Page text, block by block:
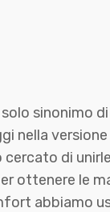
sinonimo
nella
di
ottenere le
abbiamo